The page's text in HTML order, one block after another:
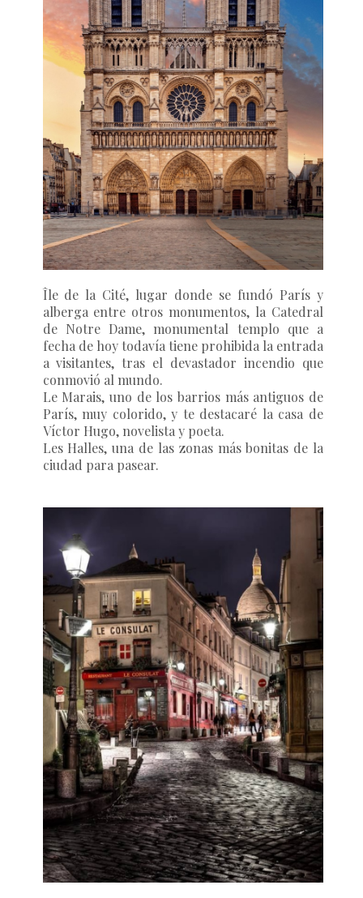
Île de la Cité, lugar donde se fundó París y
alberga entre otros monumentos, la Catedral
de Notre Dame, monumental templo que a
fecha de hoy todavía tiene prohibida la entrada
a visitantes, tras el devastador incendio que
conmovió al mundo.
Le Marais, uno de los barrios más antiguos de
París, muy colorido, y te destacaré la casa de
Víctor Hugo, novelista y poeta.
Les Halles, una de las zonas más bonitas de la
ciudad para pasear.